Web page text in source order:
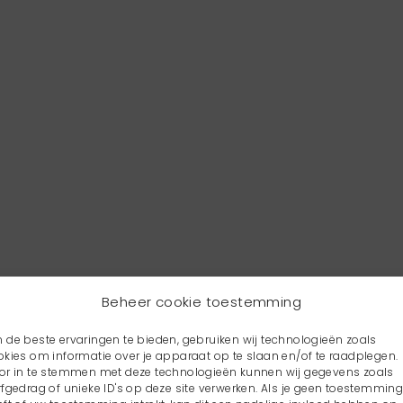
Beheer cookie toestemming
de beste ervaringen te bieden, gebruiken wij technologieën zoals
om informatie over je apparaat op te slaan en/of te raadplegen.
in te stemmen met deze technologieën kunnen wij gegevens zoals
of unieke ID's op deze site verwerken. Als je geen toestemming